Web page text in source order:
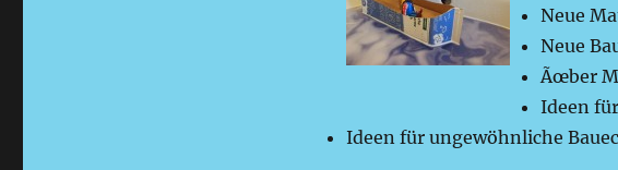
Neue
Neue
Ãœber
Ideen
Ideen für ungewöhnliche